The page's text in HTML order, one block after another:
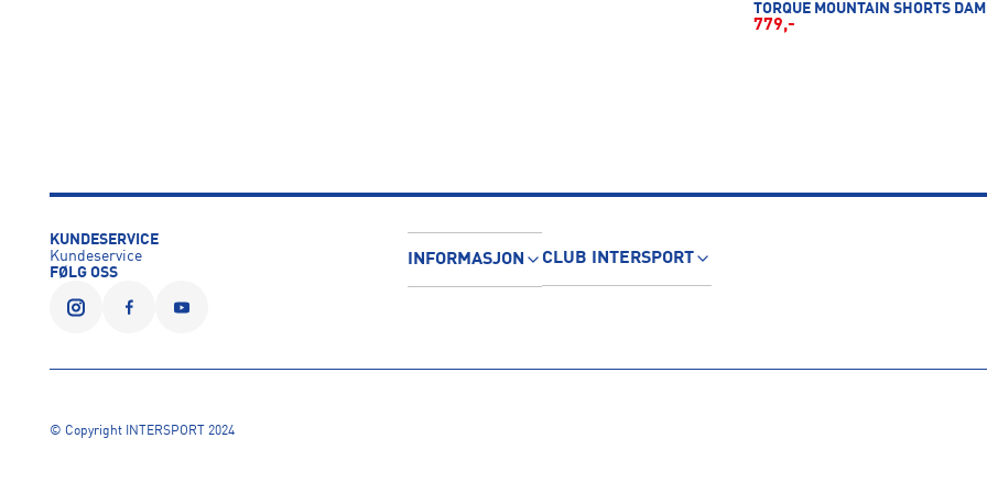
TORQUE MOUNTAIN SHORTS
779,-
KUNDESERVICE
Kundeservice
FØLG OSS
INFORMASJON CLUB INTERSPORT
© Copyright INTERSPORT 2024